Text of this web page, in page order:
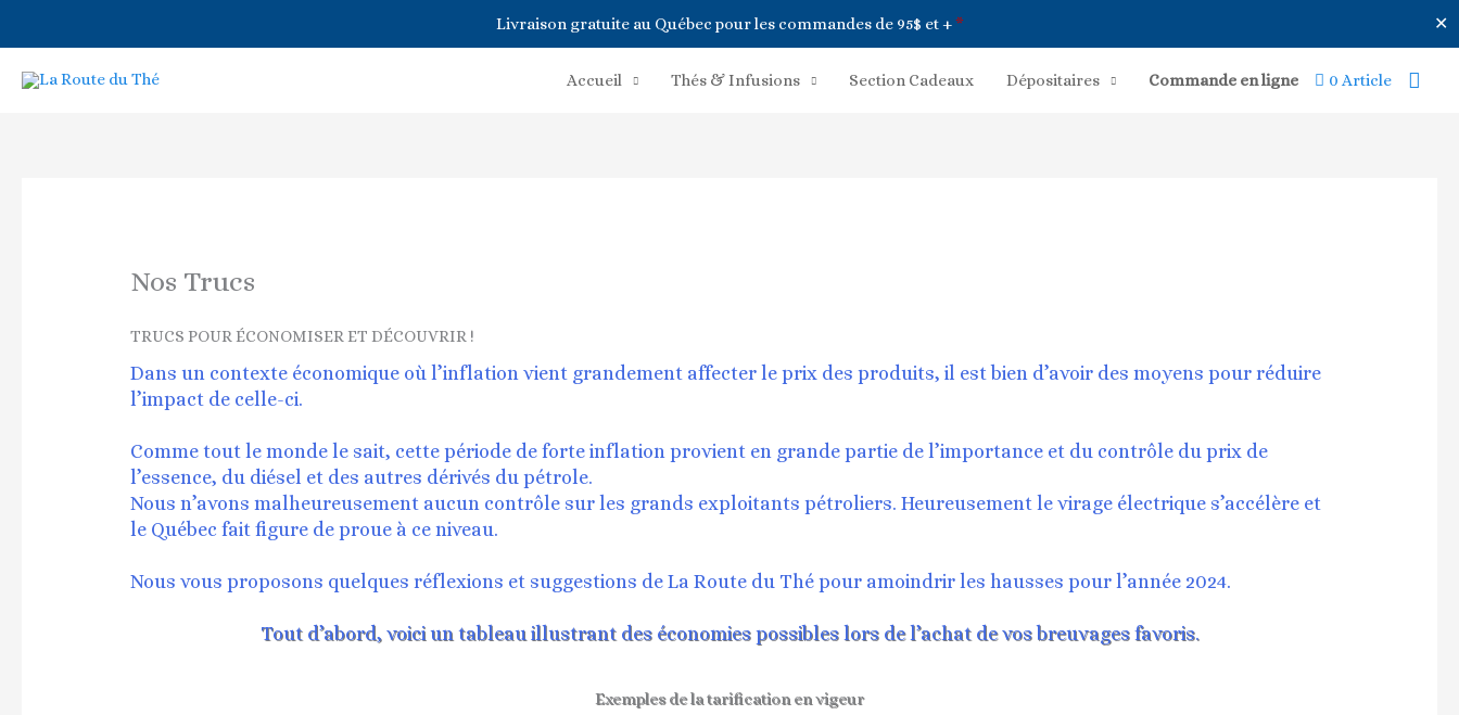
Livraison gratuite au Québec pour les commandes de 95$ et +* ✕
Accueil Thés & Infusions Section Cadeaux Dépositaires Commande en ligne 0 Article
Nos Trucs
TRUCS POUR ÉCONOMISER ET DÉCOUVRIR !
Dans un contexte économique où l’inflation vient grandement affecter le prix des produits, il est bien d’avoir des moyens pour réduire
l’impact de celle-ci.
Comme tout le monde le sait, cette période de forte inflation provient en grande partie de l’importance et du contrôle du prix de
l’essence, du diésel et des autres dérivés du pétrole.
Nous n’avons malheureusement aucun contrôle sur les grands exploitants pétroliers. Heureusement le virage électrique s’accélère et
le Québec fait figure de proue à ce niveau.
Nous vous proposons quelques réflexions et suggestions de La Route du Thé pour amoindrir les hausses pour l’année 2024.
Tout d’abord, voici un tableau illustrant des économies possibles lors de l’achat de vos breuvages favoris.
Exemples de la tarification en vigeur